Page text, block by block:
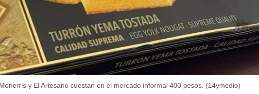
y El Artesano cuestan en el mercado informal 400 pesos. (14ymedio)